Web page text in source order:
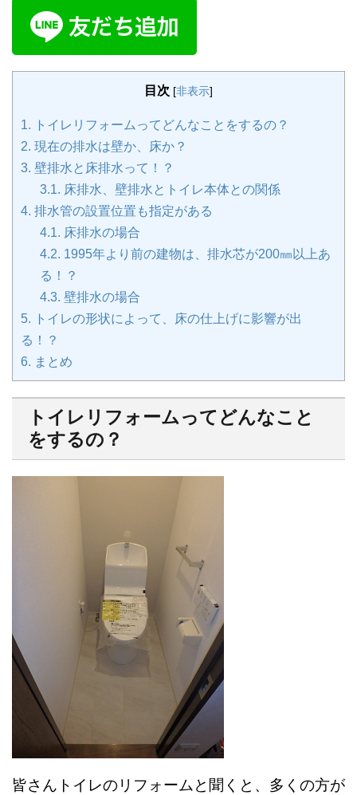
目次 [非表示]
1. トイレリフォームってどんなことをするの？
2. 現在の排水は壁か、床か？
3. 壁排水と床排水って！？
3.1. 床排水、壁排水とトイレ本体との関係
4. 排水管の設置位置も指定がある
4.1. 床排水の場合
4.2. 1995年より前の建物は、排水芯が200㎜以上あ
る！？
4.3. 壁排水の場合
5. トイレの形状によって、床の仕上げに影響が出
る！？
6. まとめ
トイレリフォームってどんなこと
をするの？
皆さんトイレのリフォームと聞くと、多くの方が